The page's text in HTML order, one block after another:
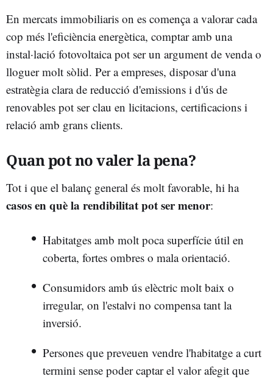
En mercats immobiliaris on es comença a valorar cada
cop més l'eficiència energètica, comptar amb una
instal·lació fotovoltaica pot ser un argument de venda o
lloguer molt sòlid. Per a empreses, disposar d'una
estratègia clara de reducció d'emissions i d'ús de
renovables pot ser clau en licitacions, certificacions i
relació amb grans clients.
Quan pot no valer la pena?
Tot i que el balanç general és molt favorable, hi ha
casos en què la rendibilitat pot ser menor:
Habitatges amb molt poca superfície útil en
coberta, fortes ombres o mala orientació.
Consumidors amb ús elèctric molt baix o
irregular, on l'estalvi no compensa tant la
inversió.
Persones que preveuen vendre l'habitatge a curt
termini sense poder captar el valor afegit que